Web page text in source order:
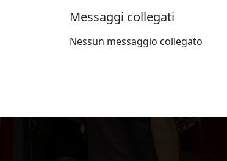
Messaggi collegati
Nessun messaggio collegato